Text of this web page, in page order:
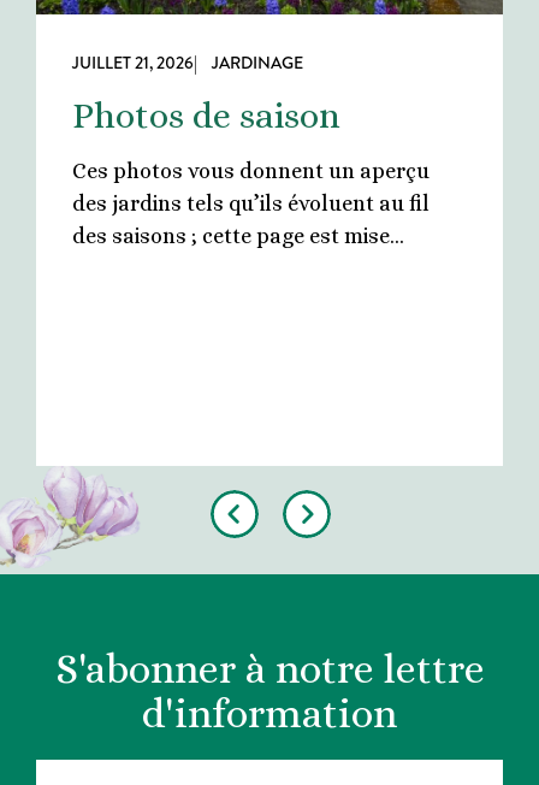
Previous
JUILLET 21, 2026| JARDINAGE
Photos de saison
Ces photos vous donnent un aperçu
des jardins tels qu’ils évoluent au fil
des saisons ; cette page est mise…
Next
S'abonner à notre lettre
d'information